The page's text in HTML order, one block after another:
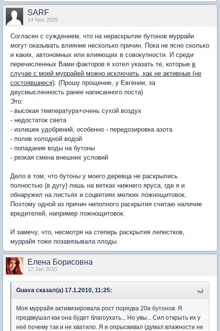
SARF
14 Nov 2009
Согласен с суждением, что на нераскрытие бутонов муррайи
могут оказывать влияние несколько причин. Пока не ясно сколько
и каких, автономных или влияющих в совокупности. И среди
перечисленных Вами факторов я хотел указать те, которые в
случае с моей муррайей можно исключить, как не активные (не
состоявшиеся). (Прошу прощение, у Евгении, за
двусмысленность ранее написанного поста)
Это:
- высокая температура+очень сухой воздух
- недостаток света
- излишек удобрений, особенно - передозировка азота
- полив холодной водой
- попадание воды на бутоны
- резкая смена внешних условий
Дело в том, что бутоны у моего деревца не раскрылись
полностью (в дугу) лишь на ветках нижнего яруса, где я и
обнаружил на листьях и соцветиях мелких ложнощитовок.
Поэтому одной из причин неполного раскрытия считаю наличие
вредителей, например ложнощитовок.
И замечу, что, несмотря на степерь раскрытия лепестков,
муррайя тоже позавязывала плоды.
Елена Борисовна
17 Jan 2010
Guava сказал(а) 17.1.2010, 11:25:
Моя муррайя активизировала рост порядка 20и бутонов. Я
предвкушал как она будет благоухать... Но увы... Сил открыть их у
неё почему так и не хватило. Я и опрыскивал (думал влажности не